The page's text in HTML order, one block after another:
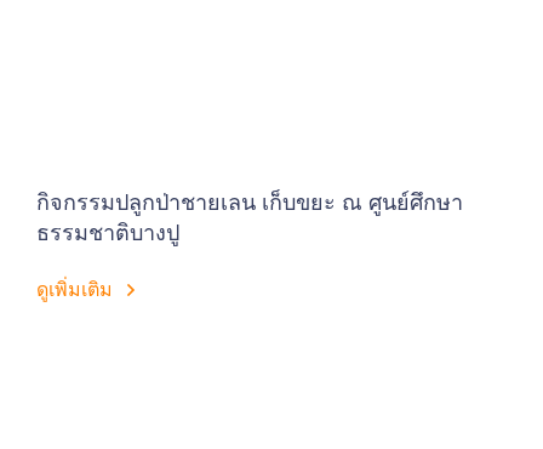
กิจกรรมปลูกป่าชายเลน เก็บขยะ ณ ศูนย์ศึกษา
ธรรมชาติบางปู
ดูเพิ่มเติม